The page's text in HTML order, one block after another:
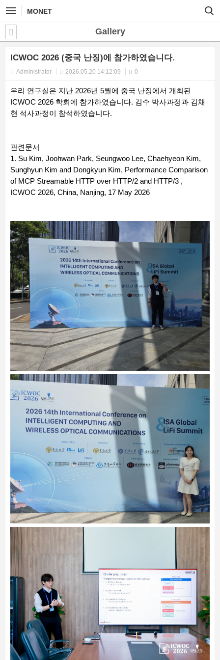
MONET
Gallery
ICWOC 2026 (중국 난징)에 참가하였습니다.
Administrator 2026.05.20 14:12:09 0
우리 연구실은 지난 2026년 5월에 중국 난징에서 개최된
ICWOC 2026 학회에 참가하였습니다. 김수 박사과정과 김채
현 석사과정이 참석하였습니다.
관련문서
1. Su Kim, Joohwan Park, Seungwoo Lee, Chaehyeon Kim,
Sunghyun Kim and Dongkyun Kim, Performance Comparison
of MCP Streamable HTTP over HTTP/2 and HTTP/3 ,
ICWOC 2026, China, Nanjing, 17 May 2026